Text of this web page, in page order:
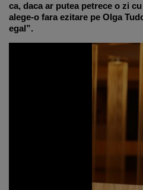
ca, daca ar putea petrece o zi
alege-o fara ezitare pe Olga
egal”.